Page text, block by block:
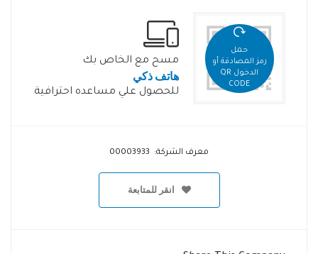
حمل
رمز المصادقة أو
الدخول QR
CODE
مسح مع الخاص بك
هاتف ذكي
للحصول علي مساعده احترافية
معرف الشركة: 00003933
انقر للمتابعة